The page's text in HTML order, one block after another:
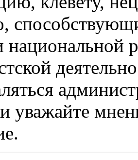
национальной
уважайте